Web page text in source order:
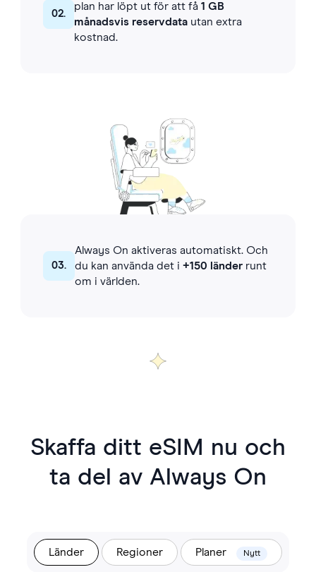
02.
plan har löpt ut för att få1 GB
månadsvis reservdata utan extra
kostnad.
03.
Always On aktiveras automatiskt. Och
du kan använda det i+150 länder runt
om i världen.
Skaffa ditt eSIM nu och
ta del av Always On
Länder Regioner Planer Nytt